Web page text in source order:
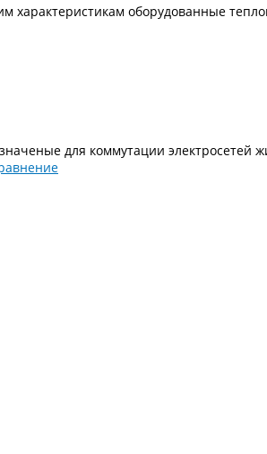
характеристикам оборудованные
для коммутации